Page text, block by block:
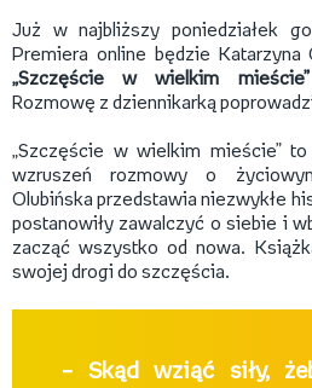
Już w najbliższy poniedziałek
Premiera online będzie Katarzyna
„Szczęście w wielkim
Rozmowę z dziennikarką
„Szczęście w wielkim mieście”
wzruszeń rozmowy o
Olubińska przedstawia niezwykłe
postanowiły zawalczyć o siebie i
zacząć wszystko od nowa.
swojej drogi do szczęścia.
– Skąd wziąć siły,